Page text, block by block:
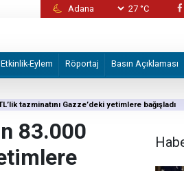
Kaos fırıldakları yine devrede: Şam’da
27 °C
Etkinlik-Eylem Röportaj Basın Açıklaması
tazminatını Gazze’deki yetimlere bağışladı
83.000